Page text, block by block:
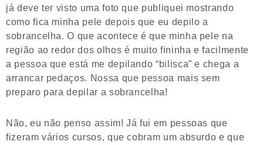
já deve ter visto uma foto que publiquei mostrando
como fica minha pele depois que eu depilo a
sobrancelha. O que acontece é que minha pele na
região ao redor dos olhos é muito fininha e facilmente
a pessoa que está me depilando “bilisca” e chega a
arrancar pedaços. Nossa que pessoa mais sem
preparo para depilar a sobrancelha!
Não, eu não penso assim! Já fui em pessoas que
fizeram vários cursos, que cobram um absurdo e que